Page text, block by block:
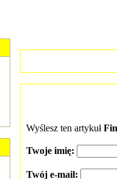
Wyślesz ten artykuł
Twoje imię:
Twój e-mail: